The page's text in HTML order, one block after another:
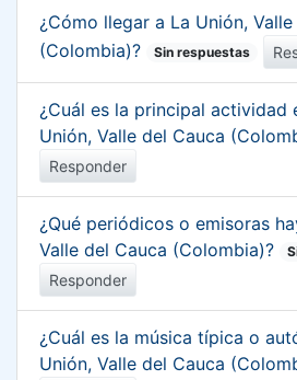
¿Cómo llegar a La Unión,
(Colombia)?
Sin respuestas
¿Cuál es la principal actividad
Unión, Valle del Cauca
Responder
¿Qué periódicos o emisoras
Valle del Cauca (Colombia)?
Responder
¿Cuál es la música típica o
Unión, Valle del Cauca